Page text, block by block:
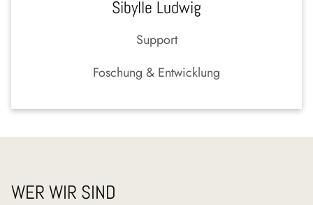
Sibylle Ludwig
Support
Foschung & Entwicklung
WER WIR SIND